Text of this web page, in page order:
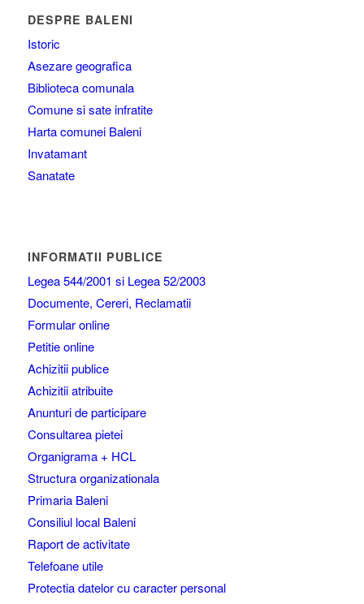
DESPRE BALENI
Istoric
Asezare geografica
Biblioteca comunala
Comune si sate infratite
Harta comunei Baleni
Invatamant
Sanatate
INFORMATII PUBLICE
Legea 544/2001 si Legea 52/2003
Documente, Cereri, Reclamatii
Formular online
Petitie online
Achizitii publice
Achizitii atribuite
Anunturi de participare
Consultarea pietei
Organigrama + HCL
Structura organizationala
Primaria Baleni
Consiliul local Baleni
Raport de activitate
Telefoane utile
Protectia datelor cu caracter personal